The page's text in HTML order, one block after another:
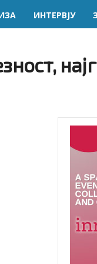
ИНТЕРВЈУ